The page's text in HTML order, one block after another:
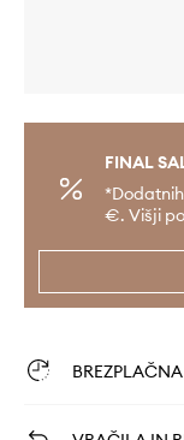
FINAL
€. Višji